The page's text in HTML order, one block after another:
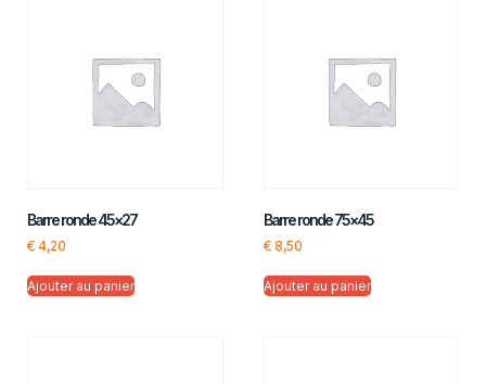
Barre ronde 45×27
€ 4,20
Ajouter au panier
Barre ronde 75×45
€8,50
Ajouter au panier